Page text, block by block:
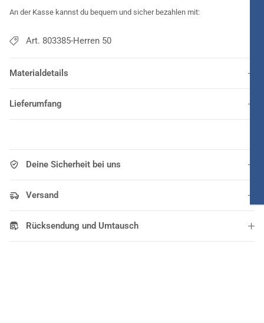
An der Kasse kannst du bequem und sicher bezahlen mit:
Art. 803385-Herren 50
Materialdetails
Lieferumfang
Deine Sicherheit bei uns
Versand
Rücksendung und Umtausch